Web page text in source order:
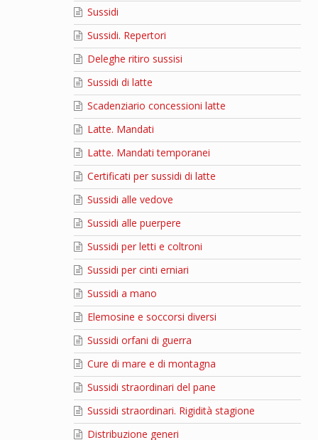
Sussidi
Sussidi. Repertori
Deleghe ritiro sussisi
Sussidi di latte
Scadenziario concessioni latte
Latte. Mandati
Latte. Mandati temporanei
Certificati per sussidi di latte
Sussidi alle vedove
Sussidi alle puerpere
Sussidi per letti e coltroni
Sussidi per cinti erniari
Sussidi a mano
Elemosine e soccorsi diversi
Sussidi orfani di guerra
Cure di mare e di montagna
Sussidi straordinari del pane
Sussidi straordinari. Rigidità stagione
Distribuzione generi